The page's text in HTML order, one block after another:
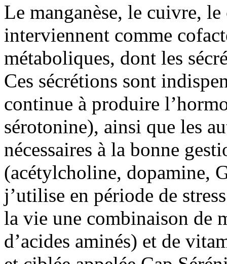
Le manganèse, le cuivre,
interviennent comme
métaboliques, dont les
Ces sécrétions sont
continue à produire
sérotonine), ainsi que les
nécessaires à la bonne
(acétylcholine, dopamine,
j’utilise en période de
la vie une combinaison de
d’acides aminés) et de